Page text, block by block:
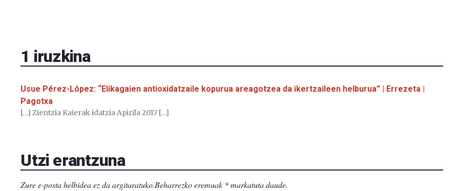
1 iruzkina
Usue Pérez-López: “Elikagaien antioxidatzaile kopurua areagotzea da ikertzaileen helburua” | Errezeta |
Pagotxa
[…] Zientzia Kaierak idatzia Apirila 2017 […]
Utzi erantzuna
Zure e-posta helbidea ez da argitaratuko.Beharrezko eremuak *markatuta daude.